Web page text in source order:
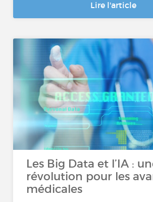
Lire l'article
Les Big Data et l’IA :
révolution pour les
médicales